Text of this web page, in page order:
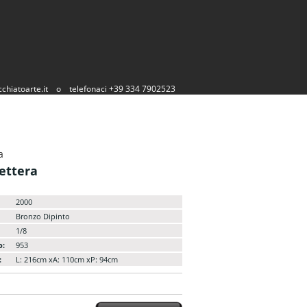
o telefonaci +39 334 7902523
2000
Bronzo Dipinto
1/8
953
L: 216cm xA: 110cm xP: 94cm